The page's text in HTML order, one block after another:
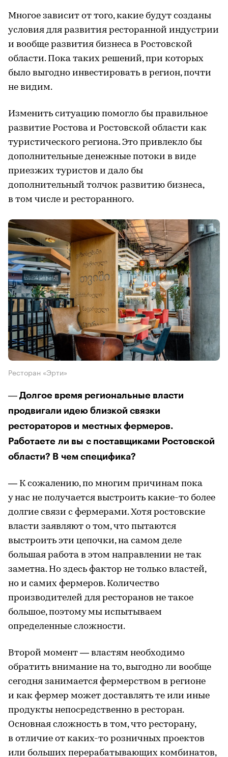
Многое зависит от того, какие будут созданы
условия для развития ресторанной индустрии
и вообще развития бизнеса в Ростовской
области. Пока таких решений, при которых
было выгодно инвестировать в регион, почти
не видим.
Изменить ситуацию помогло бы правильное
развитие Ростова и Ростовской области как
туристического региона. Это привлекло бы
дополнительные денежные потоки в виде
приезжих туристов и дало бы
дополнительный толчок развитию бизнеса,
в том числе и ресторанного.
Ресторан «Эрти»
― Долгое время региональные власти
продвигали идею близкой связки
рестораторов и местных фермеров.
Работаете ли вы с поставщиками Ростовской
области? В чем специфика?
― К сожалению, по многим причинам пока
у нас не получается выстроить какие-то более
долгие связи с фермерами. Хотя ростовские
власти заявляют о том, что пытаются
выстроить эти цепочки, на самом деле
большая работа в этом направлении не так
заметна. Но здесь фактор не только властей,
но и самих фермеров. Количество
производителей для ресторанов не такое
большое, поэтому мы испытываем
определенные сложности.
Второй момент ― властям необходимо
обратить внимание на то, выгодно ли вообще
сегодня занимается фермерством в регионе
и как фермер может доставлять те или иные
продукты непосредственно в ресторан.
Основная сложность в том, что ресторану,
в отличие от каких-то розничных проектов
или больших перерабатывающих комбинатов,